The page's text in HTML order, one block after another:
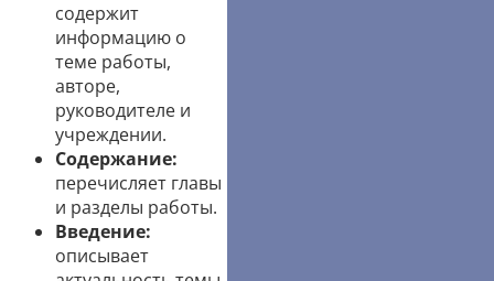
содержит
информацию о
теме работы,
авторе,
руководителе и
учреждении.
Содержание:
перечисляет главы
и разделы работы.
Введение:
описывает